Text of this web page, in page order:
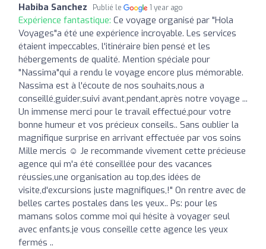
Habiba Sanchez Publié le 1 year ago
Expérience fantastique: Ce voyage organisé par "Hola
Voyages"a été une expérience incroyable. Les services
étaient impeccables, l'itinéraire bien pensé et les
hébergements de qualité. Mention spéciale pour
"Nassima"qui a rendu le voyage encore plus mémorable.
Nassima est à l'écoute de nos souhaits,nous a
conseillé,guider,suivi avant,pendant,après notre voyage ...
Un immense merci pour le travail effectué,pour votre
bonne humeur et vos précieux conseils.. Sans oublier la
magnifique surprise en arrivant effectuée par vos soins
Mille mercis ☺️ Je recommande vivement cette précieuse
agence qui m'a été conseillée pour des vacances
réussies,une organisation au top,des idées de
visite,d'excursions juste magnifiques,!" On rentre avec de
belles cartes postales dans les yeux.. Ps: pour les
mamans solos comme moi qui hésite à voyager seul
avec enfants,je vous conseille cette agence les yeux
fermés ..